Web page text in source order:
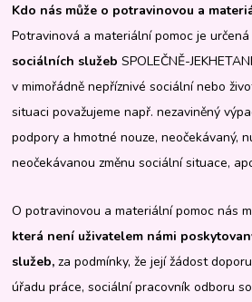
Kdo nás může o potravinovou a
Potravinová a materiální pomoc je
sociálních služeb SPOLEČNĚ-
v mimořádně nepříznivé sociální nebo
situaci považujeme např. nezaviněný
podpory a hmotné nouze, neočekávaný,
neočekávanou změnu sociální situace,
O potravinovou a materiální pomoc nás
která není uživatelem námi
služeb,za podmínky, že její žádost
úřadu práce, sociální pracovník odboru